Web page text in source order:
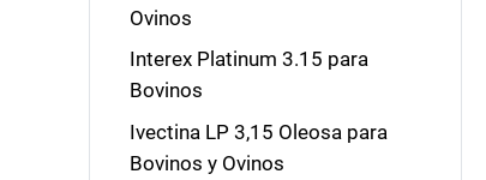
Ovinos
Interex Platinum 3.15 para
Bovinos
Ivectina LP 3,15 Oleosa para
Bovinos y Ovinos